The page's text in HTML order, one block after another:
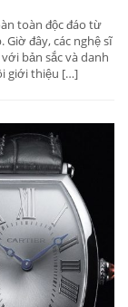
toàn độc đáo từ
đây, các nghệ sĩ
bản sắc và danh
giới thiệu […]